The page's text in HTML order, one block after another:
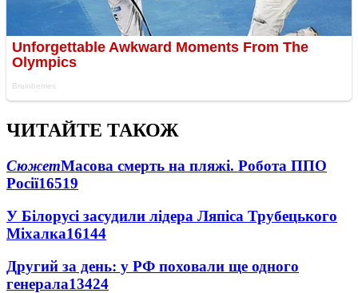
ЧИТАЙТЕ ТАКОЖ
СюжетМасова смерть на пляжі. Робота ППО
Росії16519
У Білорусі засудили лідера Ляпіса Трубецького
Міхалка16144
Другий за день: у РФ поховали ще одного
генерала13424